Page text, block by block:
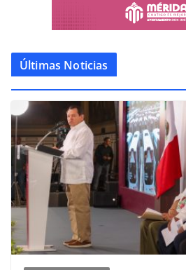
Últimas Noticias